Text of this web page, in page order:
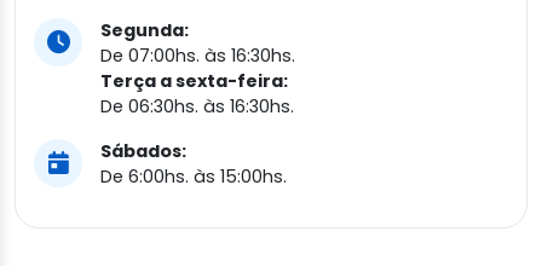
Segunda:
De 07:00hs. às 16:30hs.
Terça a sexta-feira:
De 06:30hs. às 16:30hs.
Sábados:
De 6:00hs. às 15:00hs.